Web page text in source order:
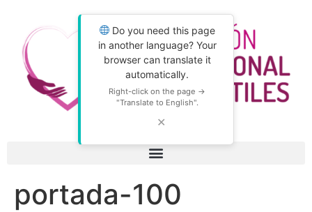
Do you need this page
in another language? Your
browser can translate it
automatically.
Right-click on the page →
"Translate to English".
✕
portada-100